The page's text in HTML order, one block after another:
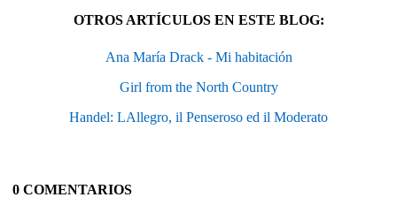
OTROS ARTÍCULOS EN ESTE BLOG:
Ana María Drack - Mi habitación
Girl from the North Country
Handel: LAllegro, il Penseroso ed il Moderato
0 COMENTARIOS